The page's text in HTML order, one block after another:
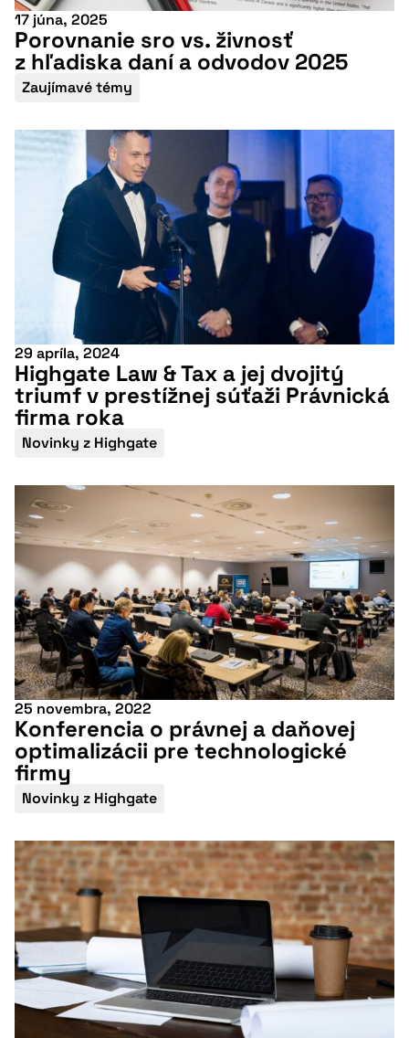
17 júna, 2025
Porovnanie sro vs. živnosť
z hľadiska daní a odvodov 2025
Zaujímavé témy
29 apríla, 2024
Highgate Law & Tax a jej dvojitý
triumf v prestížnej súťaži Právnická
firma roka
Novinky z Highgate
25 novembra, 2022
Konferencia o právnej a daňovej
optimalizácii pre technologické
firmy
Novinky z Highgate